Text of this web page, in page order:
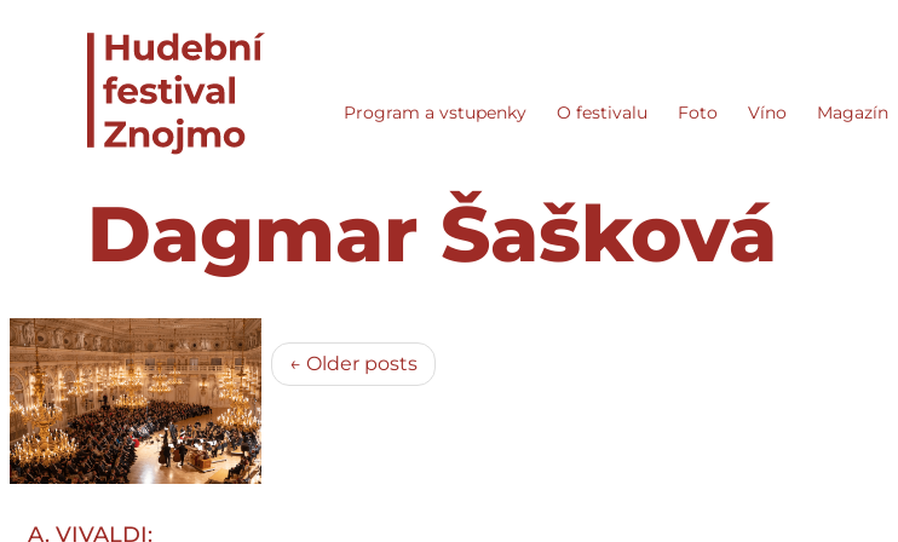
Program a vstupenky O festivalu Foto Víno Magazín
Dagmar Šašková
A. VIVALDI:
← Older posts